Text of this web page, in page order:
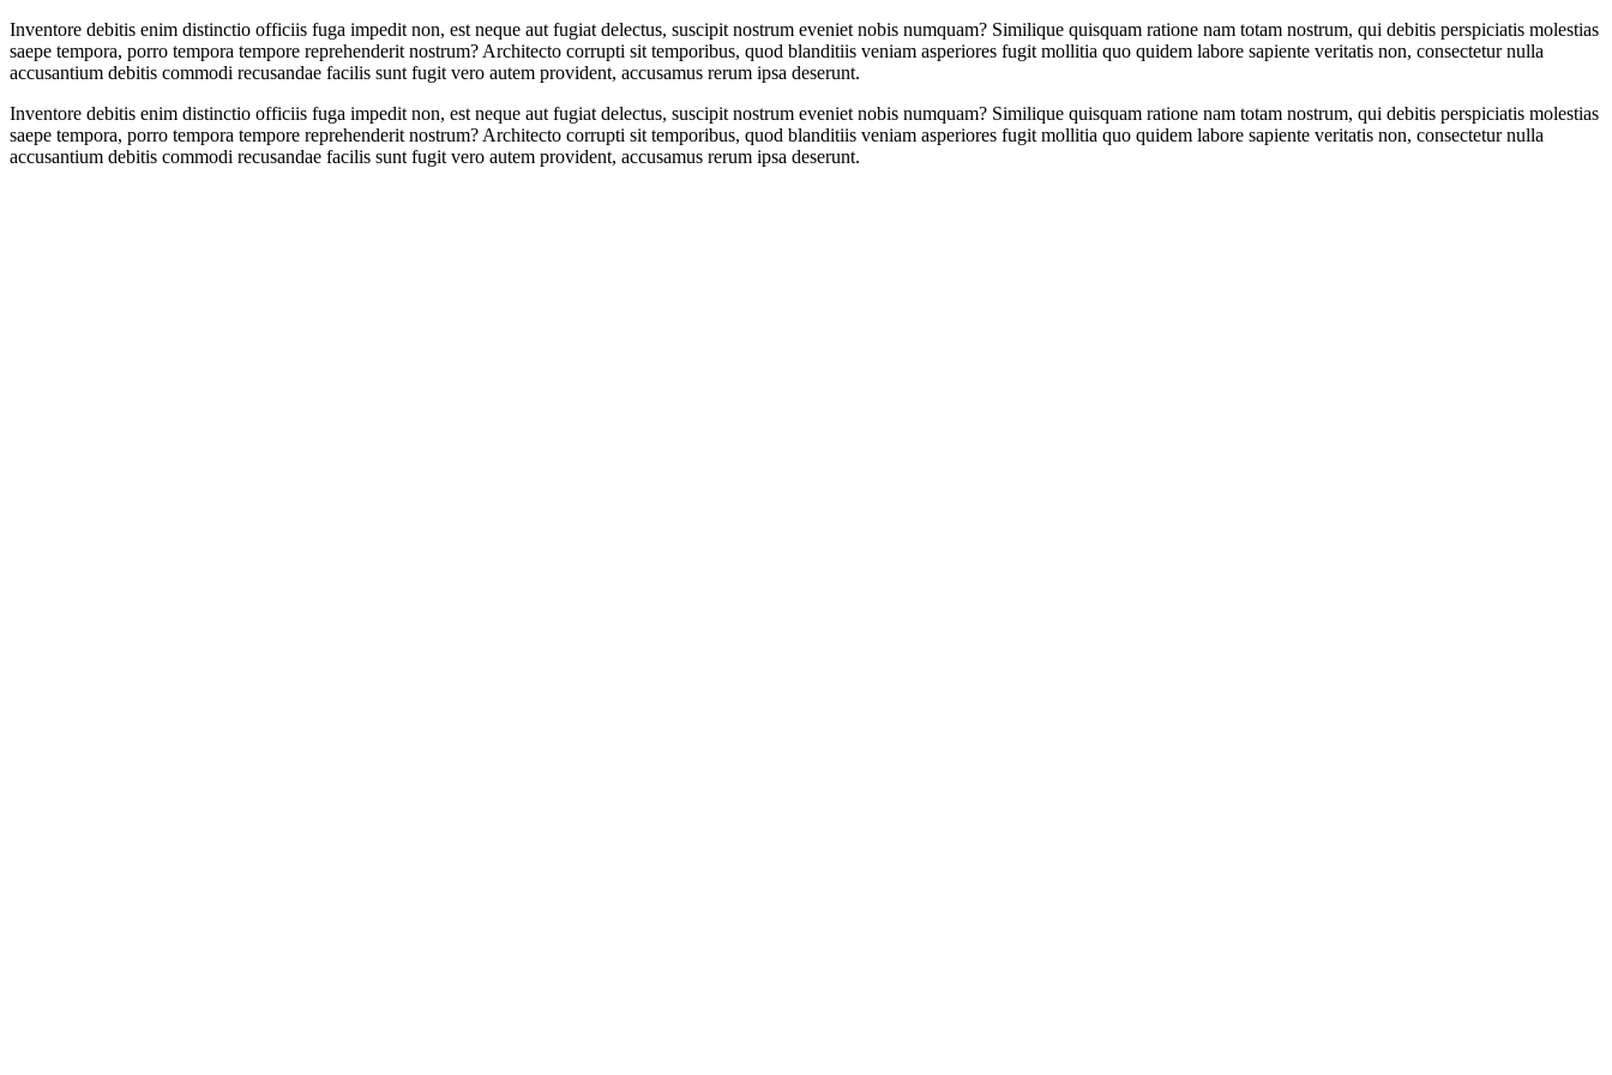
Inventore debitis enim distinctio officiis fuga impedit non, est neque aut fugiat delectus, suscipit nostrum eveniet nobis numquam? Similique quisquam ratione nam totam nostrum, qui debitis perspiciatis molestias
saepe tempora, porro tempora tempore reprehenderit nostrum? Architecto corrupti sit temporibus, quod blanditiis veniam asperiores fugit mollitia quo quidem labore sapiente veritatis non, consectetur nulla
accusantium debitis commodi recusandae facilis sunt fugit vero autem provident, accusamus rerum ipsa deserunt.
Inventore debitis enim distinctio officiis fuga impedit non, est neque aut fugiat delectus, suscipit nostrum eveniet nobis numquam? Similique quisquam ratione nam totam nostrum, qui debitis perspiciatis molestias
saepe tempora, porro tempora tempore reprehenderit nostrum? Architecto corrupti sit temporibus, quod blanditiis veniam asperiores fugit mollitia quo quidem labore sapiente veritatis non, consectetur nulla
accusantium debitis commodi recusandae facilis sunt fugit vero autem provident, accusamus rerum ipsa deserunt.